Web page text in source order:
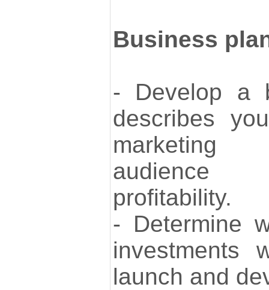
Business
- Develop a
describes
marketing
audience
profitability.
- Determine
investments
launch and